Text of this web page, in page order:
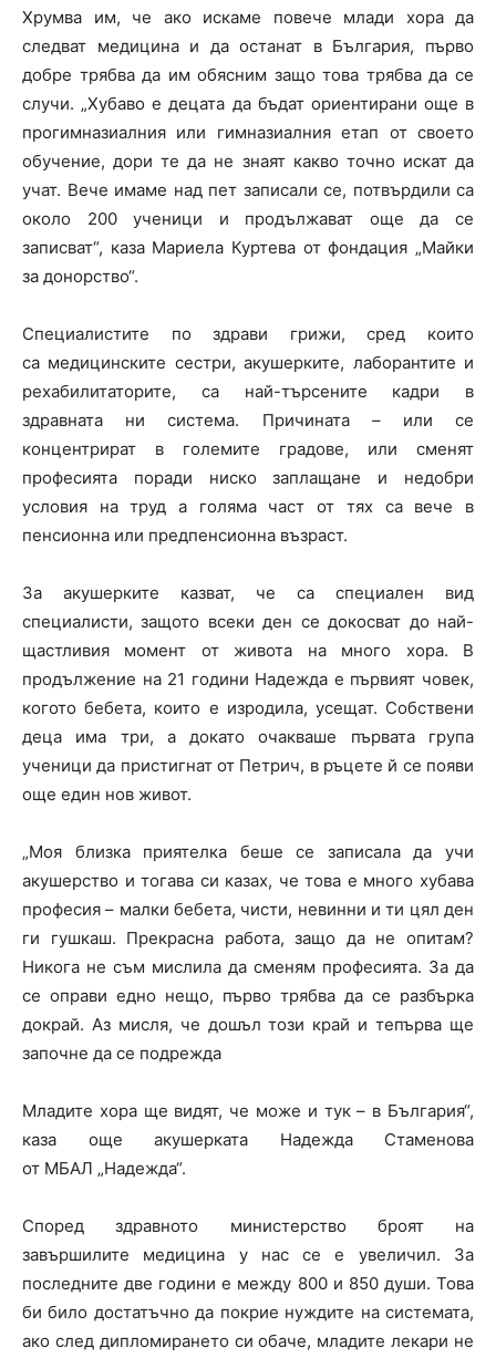
Хрумва им, че ако искаме повече млади хора да
следват медицина и да останат в България, първо
добре трябва да им обясним защо това трябва да се
случи. „Хубаво е децата да бъдат ориентирани още в
прогимназиалния или гимназиалния етап от своето
обучение, дори те да не знаят какво точно искат да
учат. Вече имаме над пет записали се, потвърдили са
около 200 ученици и продължават още да се
записват“, каза Мариела Куртева от фондация „Майки
за донорство“.
Специалистите по здрави грижи, сред които
са медицинските сестри, акушерките, лаборантите и
рехабилитаторите, са най-търсените кадри в
здравната ни система. Причината – или се
концентрират в големите градове, или сменят
професията поради ниско заплащане и недобри
условия на труд а голяма част от тях са вече в
пенсионна или предпенсионна възраст.
За акушерките казват, че са специален вид
специалисти, защото всеки ден се докосват до най-
щастливия момент от живота на много хора. В
продължение на 21 години Надежда е първият човек,
когото бебета, които е изродила, усещат. Собствени
деца има три, а докато очакваше първата група
ученици да пристигнат от Петрич, в ръцете й се появи
още един нов живот.
„Моя близка приятелка беше се записала да учи
акушерство и тогава си казах, че това е много хубава
професия – малки бебета, чисти, невинни и ти цял ден
ги гушкаш. Прекрасна работа, защо да не опитам?
Никога не съм мислила да сменям професията. За да
се оправи едно нещо, първо трябва да се разбърка
докрай. Аз мисля, че дошъл този край и тепърва ще
започне да се подрежда
Младите хора ще видят, че може и тук – в България“,
каза още акушерката Надежда Стаменова
от МБАЛ „Надежда“.
Според здравното министерство броят на
завършилите медицина у нас се е увеличил. За
последните две години е между 800 и 850 души. Това
би било достатъчно да покрие нуждите на системата,
ако след дипломирането си обаче, младите лекари не